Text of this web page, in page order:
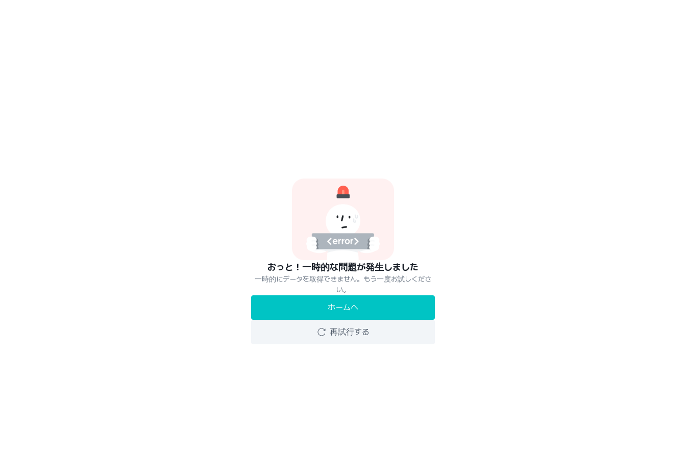
おっと！一時的な問題が発生しました
一時的にデータを取得できません。もう一度お試しくださ
い。
ホームへ
再試行する